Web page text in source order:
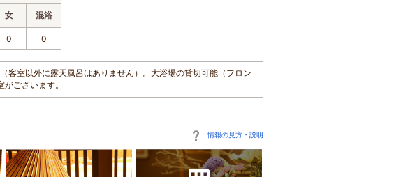
女 混浴
0 0
客室以外に露天風呂はありません）。大浴場の貸切可能（フロン
ございます。
情報の見方・説明